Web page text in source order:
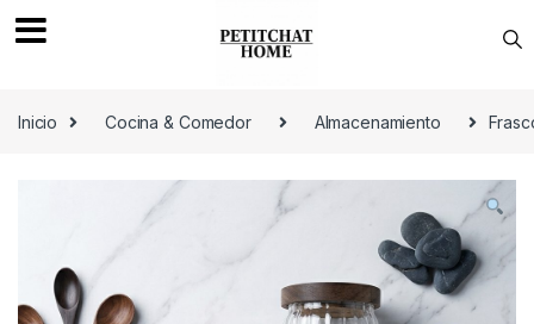
Inicio
Cocina & Comedor Almacenamiento